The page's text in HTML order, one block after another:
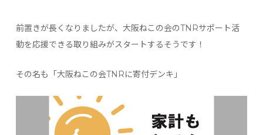
前置きが長くなりましたが、大阪ねこの会のTNRサポート活
動を応援できる取り組みがスタートするそうです！
その名も「大阪ねこの会TNRに寄付デンキ」